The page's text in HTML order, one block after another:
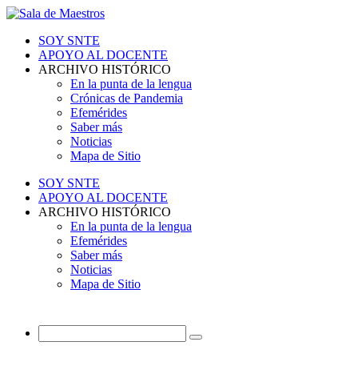
SOY SNTE
APOYO AL DOCENTE
ARCHIVO HISTÓRICO
En la punta de la lengua
Crónicas de Pandemia
Efemérides
Saber más
Noticias
Mapa de Sitio
SOY SNTE
APOYO AL DOCENTE
ARCHIVO HISTÓRICO
En la punta de la lengua
Efemérides
Saber más
Noticias
Mapa de Sitio